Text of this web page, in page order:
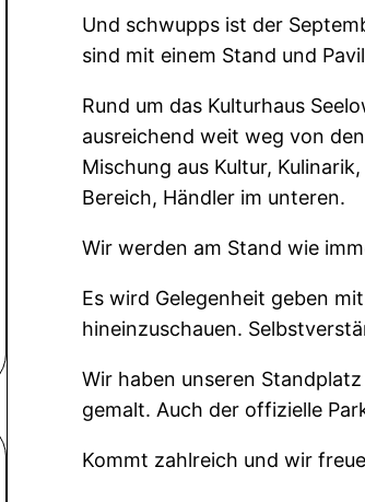
Und schwupps ist der
sind mit einem Stand und
Rund um das Kulturhaus
ausreichend weit weg von
Mischung aus Kultur,
Bereich, Händler im unteren.
Wir werden am Stand wie
Es wird Gelegenheit geben
hineinzuschauen.
Wir haben unseren
gemalt. Auch der offizielle
Kommt zahlreich und wir